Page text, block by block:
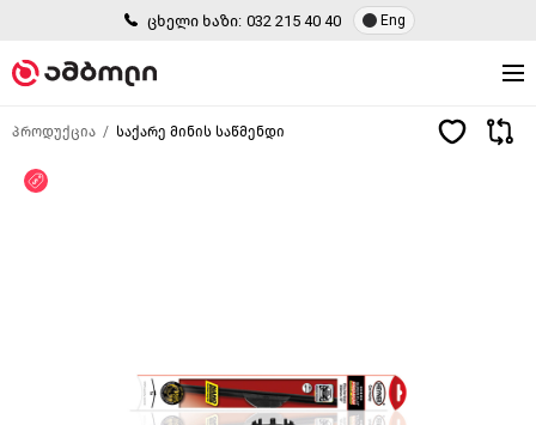
ცხელი ხაზი: 032 215 40 40 Eng
პროდუქცია საქარე მინის საწმენდი